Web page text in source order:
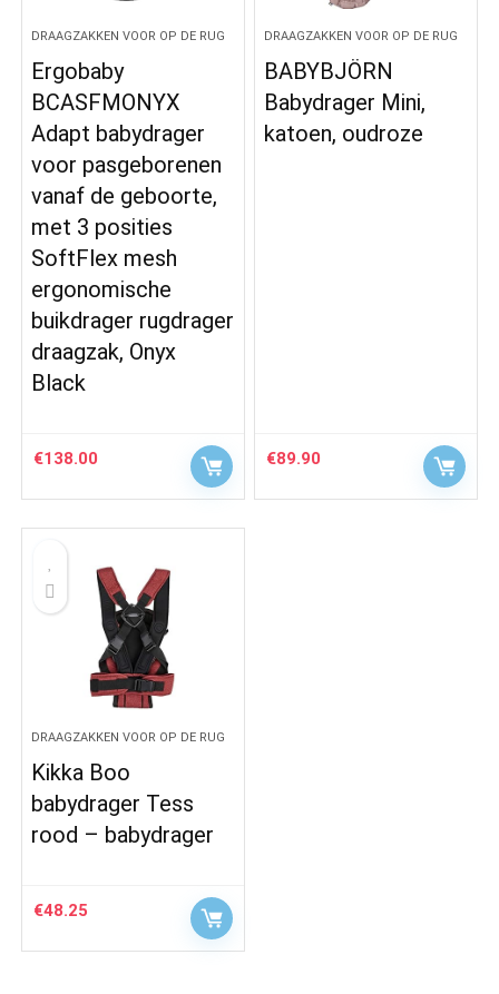
DRAAGZAKKEN VOOR OP DE RUG
Ergobaby
BCASFMONYX
Adapt babydrager
voor pasgeborenen
vanaf de geboorte,
met 3 posities
SoftFlex mesh
ergonomische
buikdrager rugdrager
draagzak, Onyx
Black
€138.00
DRAAGZAKKEN VOOR OP DE RUG
BABYBJÖRN
Babydrager Mini,
katoen, oudroze
€89.90
DRAAGZAKKEN VOOR OP DE RUG
Kikka Boo
babydrager Tess
rood – babydrager
€48.25